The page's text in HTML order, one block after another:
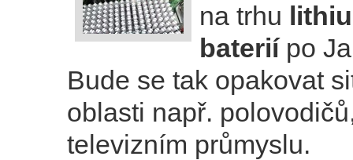
na trhu
bateriípo
Bude se tak opakovat
oblasti např.
televizním průmyslu.